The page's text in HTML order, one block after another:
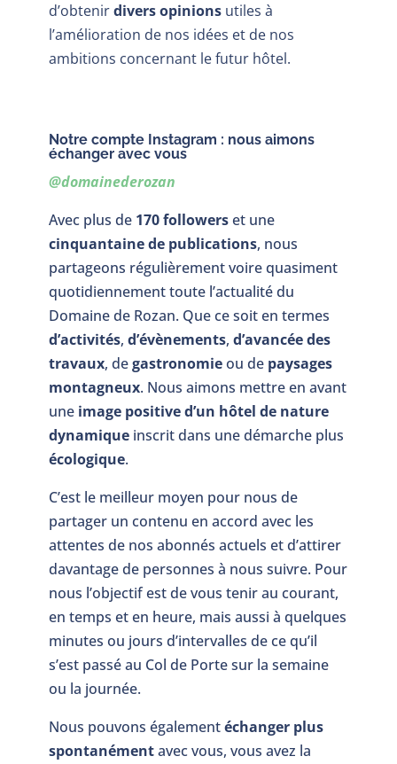
d’obtenirdivers opinionsutiles à
l’amélioration de nos idées et de nos
ambitions concernant le futur hôtel.
Notre compte Instagram : nous aimons
échanger avec vous
@domainederozan
Avec plus de 170 followerset une
cinquantaine de publications, nous
partageons régulièrement voire quasiment
quotidiennement toute l’actualité du
Domaine de Rozan. Que ce soit en termes
d’activités, d’évènements, d’avancée des
travaux, degastronomieou de paysages
montagneux. Nous aimons mettre en avant
uneimage positive d’un hôtel de nature
dynamiqueinscrit dans une démarche plus
écologique.
C’est le meilleur moyen pour nous de
partager un contenu en accord avec les
attentes de nos abonnés actuels et d’attirer
davantage de personnes à nous suivre. Pour
nous l’objectif est de vous tenir au courant,
en temps et en heure, mais aussi à quelques
minutes ou jours d’intervalles de ce qu’il
s’est passé au Col de Porte sur la semaine
ou la journée.
Nous pouvons égalementéchanger plus
spontanémentavec vous, vous avez la